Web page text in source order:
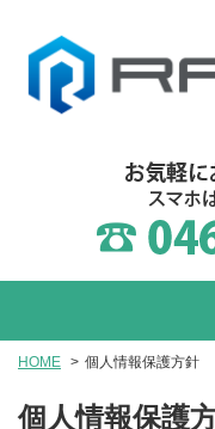
HOME 個人情報保護方針
個人情報保護